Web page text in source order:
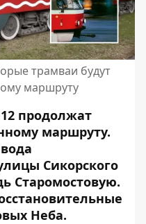
трамваи будут
маршруту
продолжат
маршруту.
Сикорского
Старомостовую.
Неба.